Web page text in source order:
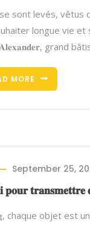
sont levés, vêtus
longue vie et
grand
MORE
September 25,
𝐩𝐨𝐮𝐫
chaque objet est